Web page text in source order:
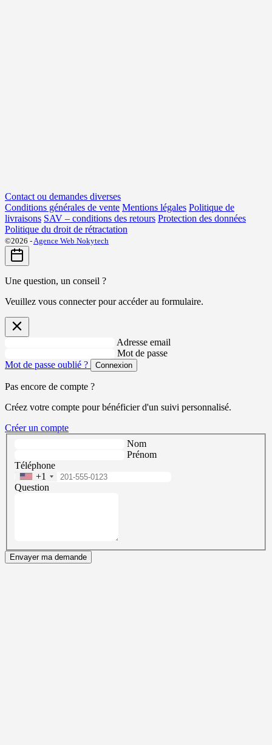
Contact ou demandes diverses
Conditions générales de vente Mentions légales Politique de
livraisons SAV – conditions des retours Protection des données
Politique du droit de rétractation
©2026 -Agence Web Nokytech
Une question, un conseil ?
Veuillez vous connecter pour accéder au formulaire.
Adresse email
Mot de passe
Mot de passe oublié ?
Connexion
Pas encore de compte ?
Créez votre compte pour bénéficier d'un suivi personnalisé.
Créer un compte
Nom
Prénom
Téléphone
+1
Question
Envayer ma demande